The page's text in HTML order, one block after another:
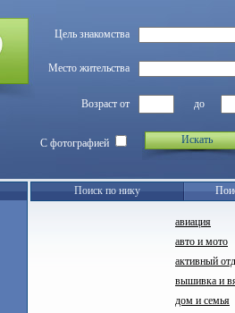
Цель знакомства
Место жительства
Возраст от до
С фотографией Искать
Поиск по нику
авиация
авто и мото
активный
вышивка и
дом и семья